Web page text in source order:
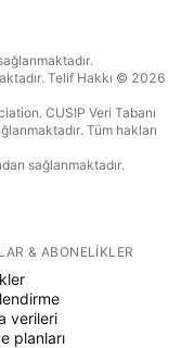
Telif Hakkı © 2026
CUSIP Veri Tabanı
Tüm hakları
sağlanmaktadır.
& ABONELIKLER
verileri
planları